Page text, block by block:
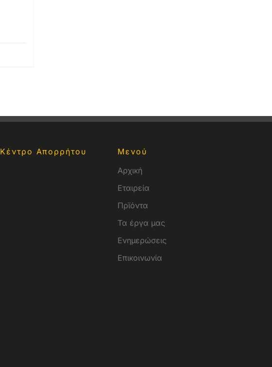
Κέντρο Απορρήτου
Μενού
Αρχική
Εταιρεία
Πρϊόντα
Τα έργα μας
Ενημερώσεις
Επικοινωνία